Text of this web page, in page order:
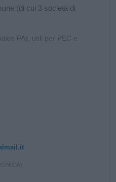
(di cui 3 società di
PA), utili per PEC e